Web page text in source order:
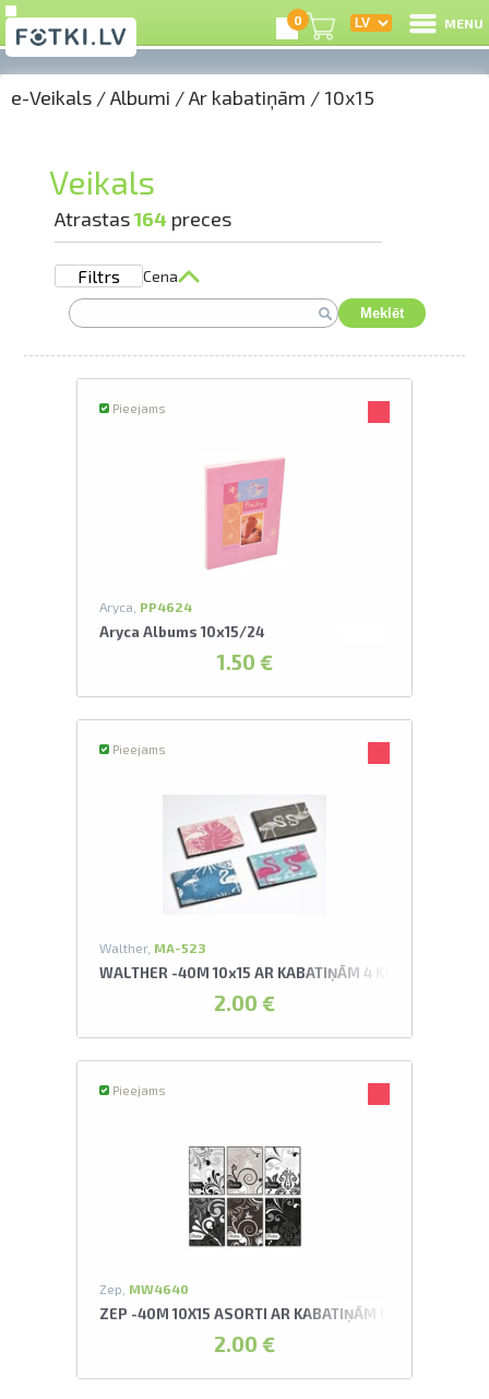
0 MENU
e-Veikals /Albumi /Ar kabatiņām / 10x15
Veikals
Atrastas164 preces
Filtrs Cena
Meklēt
Pieejams
Aryca, PP4624
Aryca Albums 10x15/24
1.50 €
Pieejams
Walther, MA-523
WALTHER -40M 10x15 AR KABATIŅĀM 4 KRĀSAS
2.00 €
Pieejams
Zep, MW4640
ZEP -40M 10X15 ASORTI AR KABATIŅĀM UMBRIA
2.00 €